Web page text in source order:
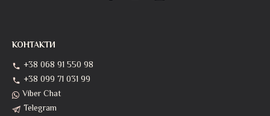
КОНТАКТИ
+38 068 91 550 98
+38 099 71 031 99
Viber Chat
Telegram